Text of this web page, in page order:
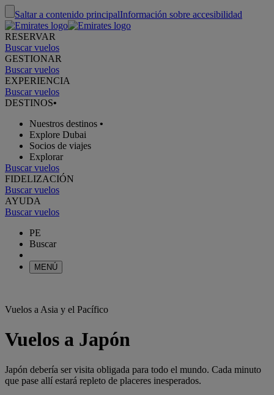
Saltar a contenido principalInformación sobre accesibilidad
RESERVAR
Buscar vuelos
GESTIONAR
Buscar vuelos
EXPERIENCIA
Buscar vuelos
DESTINOS•
Nuestros destinos •
Explore Dubai
Socios de viajes
Explorar
Buscar vuelos
FIDELIZACIÓN
Buscar vuelos
AYUDA
Buscar vuelos
PE
Buscar
MENÚ
Vuelos a Asia y el Pacífico
Vuelos a Japón
Japón debería ser visita obligada para todo el mundo. Cada minuto
que pase allí estará repleto de placeres inesperados.